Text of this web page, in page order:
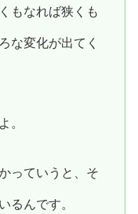
もなれば狭くも
な変化が出てく
。
っていうと、そ
るんです。